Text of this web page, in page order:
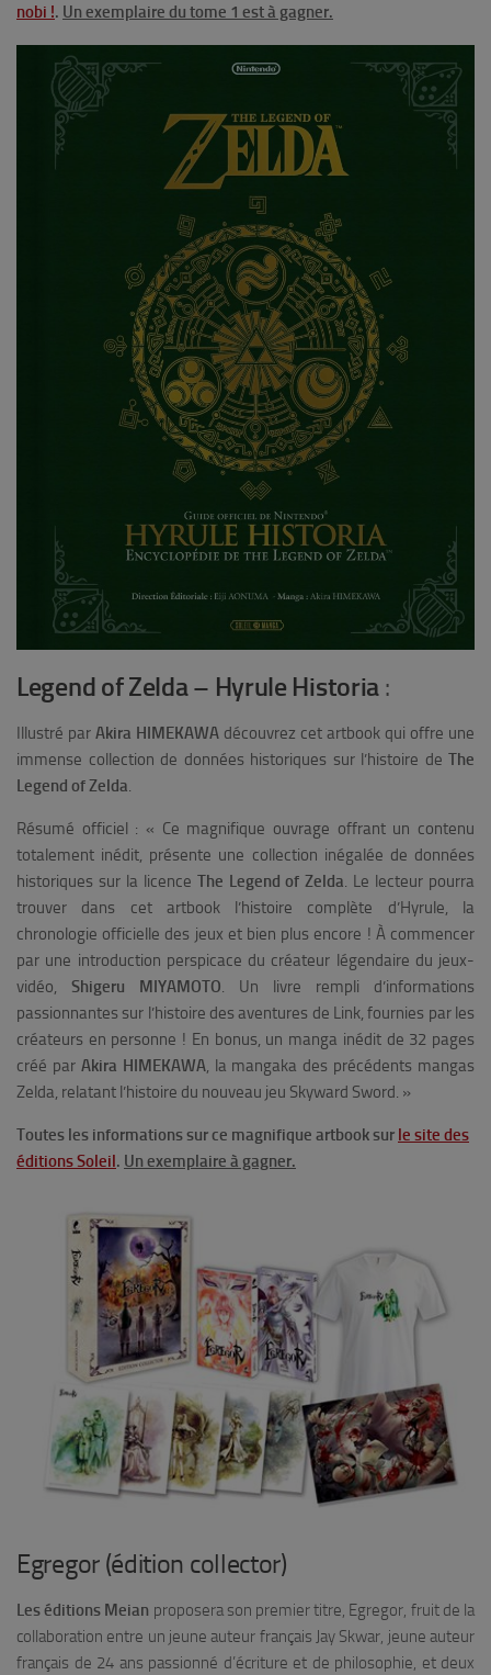
nobi !. Un exemplaire du tome 1 est à gagner.
Legend of Zelda – Hyrule Historia :
Illustré par Akira HIMEKAWA découvrez cet artbook qui offre une
immense collection de données historiques sur l’histoire de The
Legend of Zelda.
Résumé officiel : « Ce magnifique ouvrage offrant un contenu
totalement inédit, présente une collection inégalée de données
historiques sur la licence The Legend of Zelda. Le lecteur pourra
trouver dans cet artbook l’histoire complète d’Hyrule, la
chronologie officielle des jeux et bien plus encore ! À commencer
par une introduction perspicace du créateur légendaire du jeux-
vidéo, Shigeru MIYAMOTO. Un livre rempli d’informations
passionnantes sur l’histoire des aventures de Link, fournies par les
créateurs en personne ! En bonus, un manga inédit de 32 pages
créé par Akira HIMEKAWA, la mangaka des précédents mangas
Zelda, relatant l’histoire du nouveau jeu Skyward Sword. »
Toutes les informations sur ce magnifique artbook sur le site des
éditions Soleil. Un exemplaire à gagner.
Egregor (édition collector)
Les éditions Meian proposera son premier titre, Egregor, fruit de la
collaboration entre un jeune auteur français Jay Skwar, jeune auteur
français de 24 ans passionné d’écriture et de philosophie, et deux